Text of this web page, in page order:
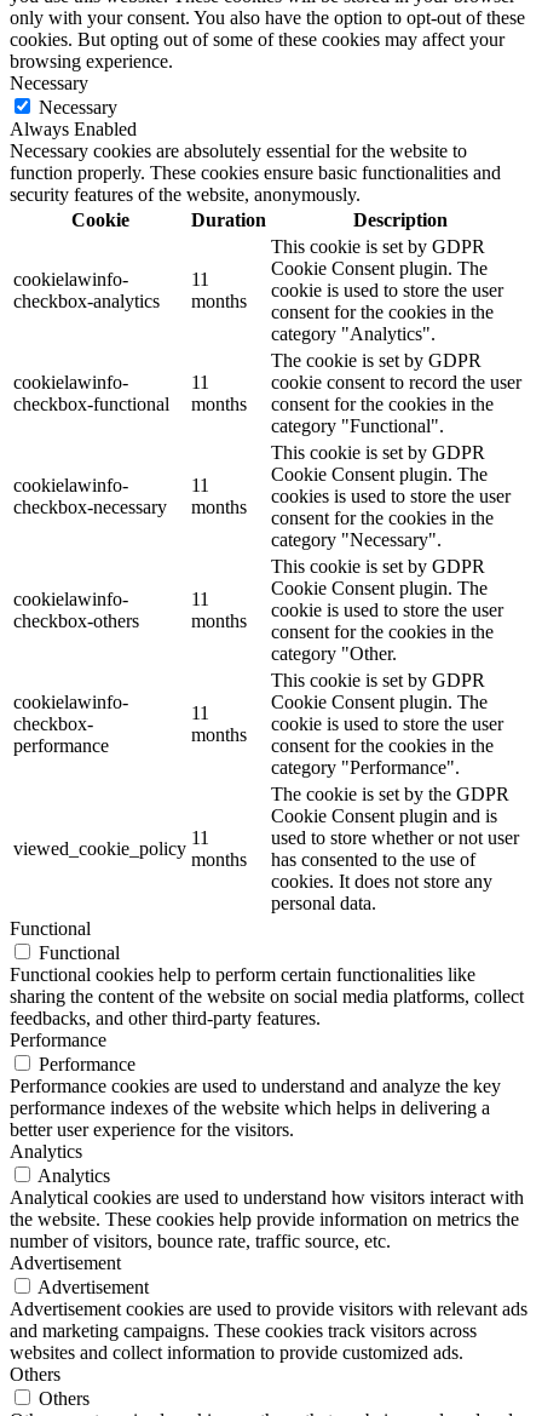
only with your consent. You also have the option to opt-out of these
cookies. But opting out of some of these cookies may affect your
browsing experience.
Necessary
Necessary
Always Enabled
Necessary cookies are absolutely essential for the website to
function properly. These cookies ensure basic functionalities and
security features of the website, anonymously.
Cookie
Duration Description
cookielawinfo-
checkbox-analytics
11
months
This cookie is set by GDPR
Cookie Consent plugin. The
cookie is used to store the user
consent for the cookies in the
category "Analytics".
cookielawinfo-
checkbox-functional
11
months
The cookie is set by GDPR
cookie consent to record the user
consent for the cookies in the
category "Functional".
cookielawinfo-
checkbox-necessary
11
months
This cookie is set by GDPR
Cookie Consent plugin. The
cookies is used to store the user
consent for the cookies in the
category "Necessary".
cookielawinfo-
checkbox-others
11
months
This cookie is set by GDPR
Cookie Consent plugin. The
cookie is used to store the user
consent for the cookies in the
category "Other.
cookielawinfo-
checkbox-
performance
11
months
This cookie is set by GDPR
Cookie Consent plugin. The
cookie is used to store the user
consent for the cookies in the
category "Performance".
viewed_cookie_policy
11
months
The cookie is set by the GDPR
Cookie Consent plugin and is
used to store whether or not user
has consented to the use of
cookies. It does not store any
personal data.
Functional
Functional
Functional cookies help to perform certain functionalities like
sharing the content of the website on social media platforms, collect
feedbacks, and other third-party features.
Performance
Performance
Performance cookies are used to understand and analyze the key
performance indexes of the website which helps in delivering a
better user experience for the visitors.
Analytics
Analytics
Analytical cookies are used to understand how visitors interact with
the website. These cookies help provide information on metrics the
number of visitors, bounce rate, traffic source, etc.
Advertisement
Advertisement
Advertisement cookies are used to provide visitors with relevant ads
and marketing campaigns. These cookies track visitors across
websites and collect information to provide customized ads.
Others
Others